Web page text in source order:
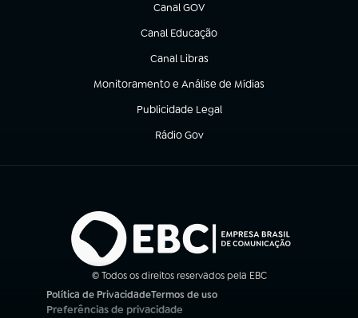
Canal GOV
(abre em nova aba)
Canal Educação
(abre em nova aba)
Canal Libras
(abre em nova aba)
Monitoramento e Análise de Mídias
(abre em nova aba)
Publicidade Legal
(abre em nova aba)
Rádio Gov
(abre em nova aba)
© Todos os direitos reservados pela EBC
Política de Privacidade
(abre em nova aba)
Termos de uso
(abre em nova aba)
Preferências de privacidade